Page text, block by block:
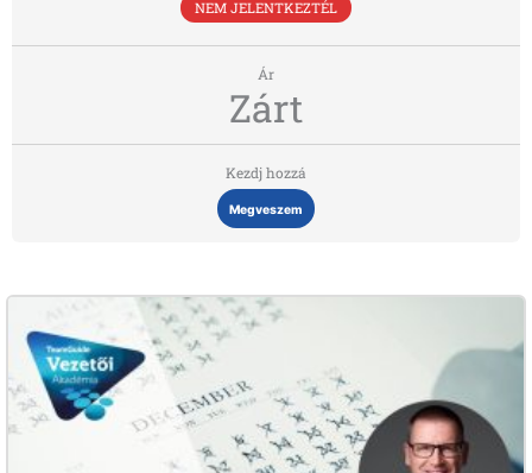
NEM JELENTKEZTÉL
Ár
Zárt
Kezdj hozzá
Megveszem